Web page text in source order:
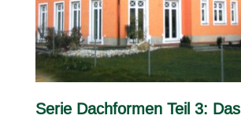
Serie Dachformen Teil 3: Das